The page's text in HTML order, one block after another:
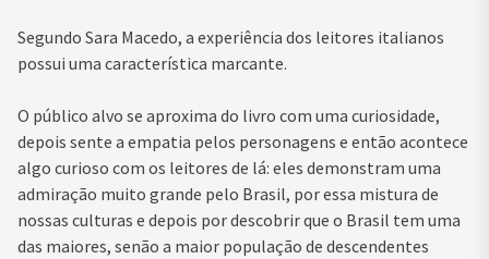
Segundo Sara Macedo, a experiência dos leitores italianos
possui uma característica marcante.
O público alvo se aproxima do livro com uma curiosidade,
depois sente a empatia pelos personagens e então acontece
algo curioso com os leitores de lá: eles demonstram uma
admiração muito grande pelo Brasil, por essa mistura de
nossas culturas e depois por descobrir que o Brasil tem uma
das maiores, senão a maior população de descendentes